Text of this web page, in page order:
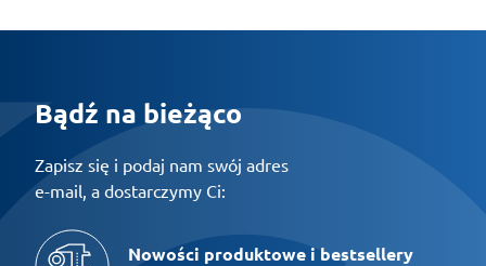
Bądź na bieżąco
Zapisz się i podaj nam swój adres
e-mail, a dostarczymy Ci:
Nowości produktowe i bestsellery